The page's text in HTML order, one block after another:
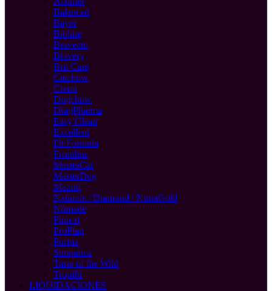
Balanced
Bayer
Bioline
Bravecto
Bravery
Brit Care
Catchow
Cremi
Dogchow
DragPharma
Easy Clean
Excellent
Fit Formula
Frontline
MasterCat
MasterDog
Mazuri
Naturals / Diamond / NutraGold
Nómade
Pipicat
ProPlan
Purina
Simparica
Taste of the Wild
Tropifit
LIQUIDACIONES